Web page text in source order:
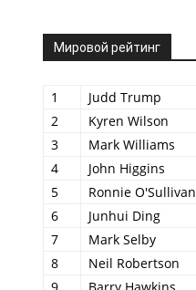
Мировой рейтинг
1 Judd Trump
2
Kyren Wilson
3
Mark Williams
4
John Higgins
5
Ronnie O'Sullivan
6
Junhui Ding
7
Mark Selby
8
Neil Robertson